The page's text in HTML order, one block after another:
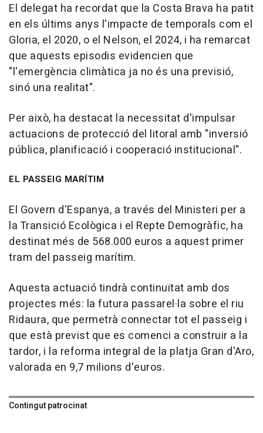
El delegat ha recordat que la Costa Brava ha patit
en els últims anys l'impacte de temporals com el
Gloria, el 2020, o el Nelson, el 2024, i ha remarcat
que aquests episodis evidencien que
"l'emergència climàtica ja no és una previsió,
sinó una realitat".
Per això, ha destacat la necessitat d'impulsar
actuacions de protecció del litoral amb "inversió
pública, planificació i cooperació institucional".
EL PASSEIG MARÍTIM
El Govern d'Espanya, a través del Ministeri per a
la Transició Ecològica i el Repte Demogràfic, ha
destinat més de 568.000 euros a aquest primer
tram del passeig marítim.
Aquesta actuació tindrà continuïtat amb dos
projectes més: la futura passarel·la sobre el riu
Ridaura, que permetrà connectar tot el passeig i
que està previst que es comenci a construir a la
tardor, i la reforma integral de la platja Gran d'Aro,
valorada en 9,7 milions d'euros.
Contingut patrocinat